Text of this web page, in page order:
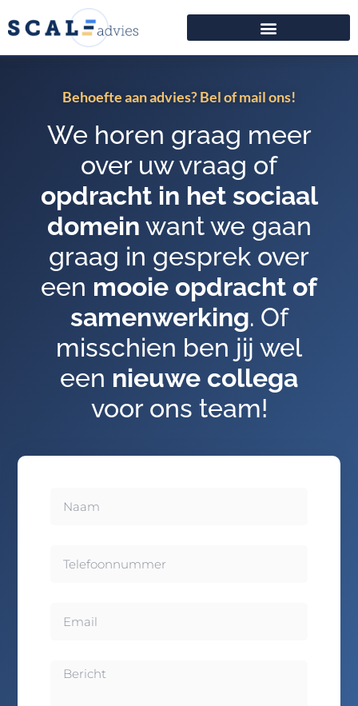
Behoefte aan advies? Bel of mail ons!
We horen graag meer
over uw vraag of
opdracht in het sociaal
domein want we gaan
graag in gesprek over
een mooie opdracht of
samenwerking. Of
misschien ben jij wel
een nieuwe collega
voor ons team!